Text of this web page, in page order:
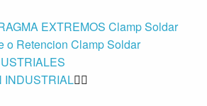
EXTREMOS Clamp Soldar
o Retencion Clamp Soldar
INDUSTRIAL